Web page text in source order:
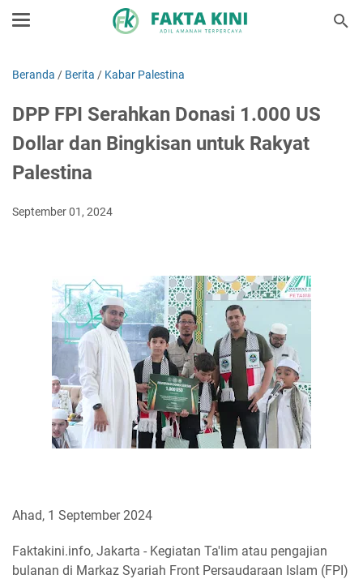
Beranda / Berita / Kabar Palestina
DPP FPI Serahkan Donasi 1.000 US
Dollar dan Bingkisan untuk Rakyat
Palestina
September 01, 2024
Ahad, 1 September 2024
Faktakini.info, Jakarta - Kegiatan Ta'lim atau pengajian
bulanan di Markaz Syariah Front Persaudaraan Islam (FPI)